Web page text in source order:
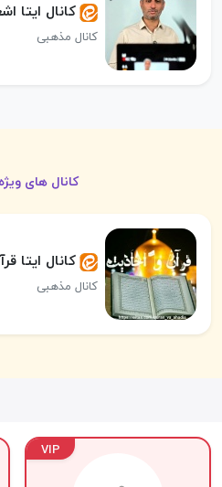
کانال ایتا
کانال مذهبی
کانال های
کانال ایتا
کانال مذهبی
VIP